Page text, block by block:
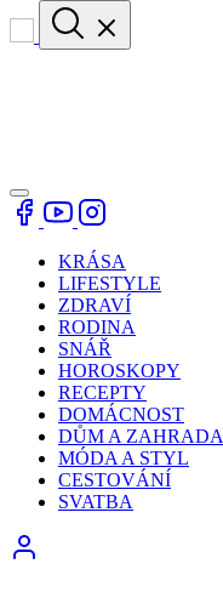
KRÁSA
LIFESTYLE
ZDRAVÍ
RODINA
SNÁŘ
HOROSKOPY
RECEPTY
DOMÁCNOST
DŮM A ZAHRADA
MÓDA A STYL
CESTOVÁNÍ
SVATBA